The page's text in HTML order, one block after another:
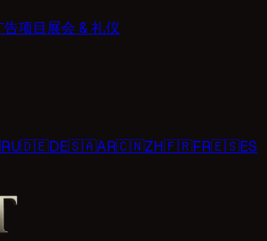
告项目展会 & 礼仪
RU🇩🇪DE🇸🇦AR🇨🇳ZH🇫🇷FR🇪🇸ES